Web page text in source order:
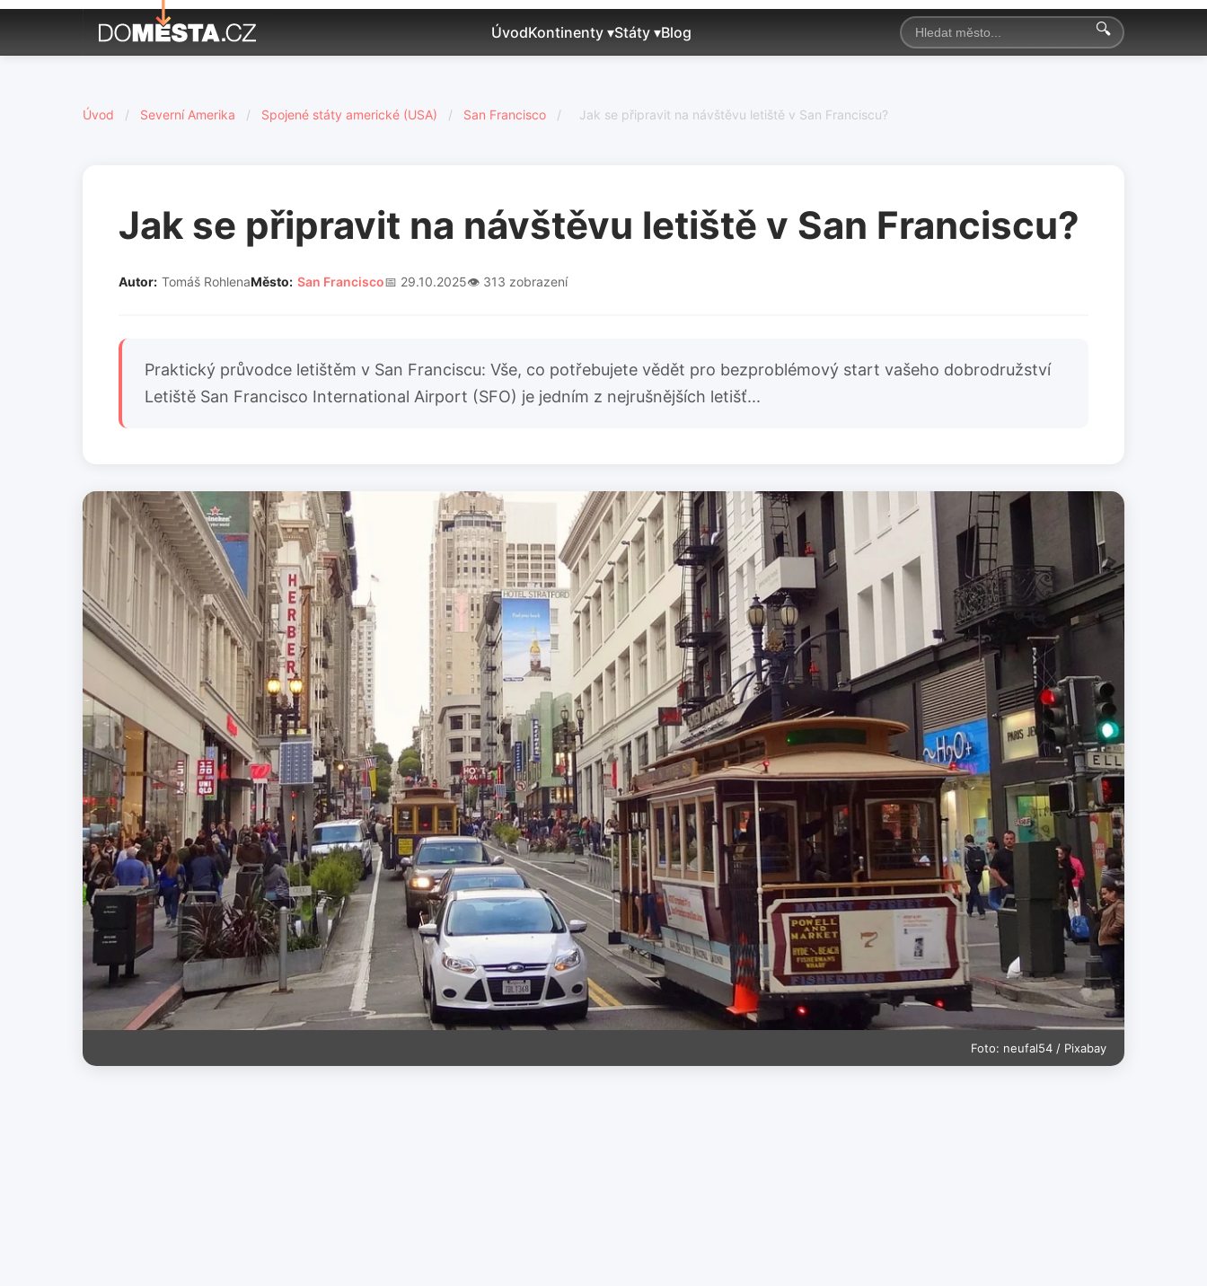
ÚvodKontinenty ▾Státy ▾Blog 🔍
Úvod / Severní Amerika / Spojené státy americké (USA) / San Francisco / Jak se připravit na návštěvu letiště v San Franciscu?
Jak se připravit na návštěvu letiště v San Franciscu?
Autor: Tomáš RohlenaMěsto: San Francisco📅 29.10.2025👁️ 313 zobrazení
Praktický průvodce letištěm v San Franciscu: Vše, co potřebujete vědět pro bezproblémový start vašeho dobrodružství
Letiště San Francisco International Airport (SFO) je jedním z nejrušnějších letišť...
Foto: neufal54 / Pixabay